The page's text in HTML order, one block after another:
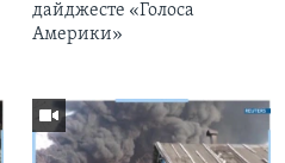
дайджесте «Голоса
Америки»